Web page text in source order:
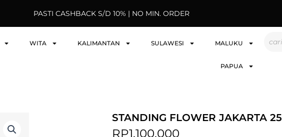
PASTI CASHBACK S/D 10% | NO MIN. ORDER
WITA KALIMANTAN SULAWESI MALUKU
PAPUA
STANDING FLOWER JAKARTA 25
RP1.100.000